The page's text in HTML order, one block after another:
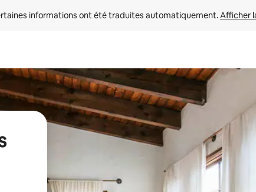
informations ont été traduites automatiquement. Afficher